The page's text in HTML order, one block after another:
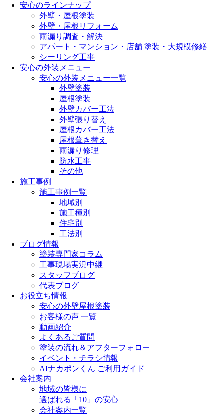
安心のラインナップ
外壁・屋根塗装
外壁・屋根リフォーム
雨漏り調査・解決
アパート・マンション・店舗 塗装・大規模修繕
シーリング工事
安心の外装メニュー
安心の外装メニュー一覧
外壁塗装
屋根塗装
外壁カバー工法
外壁張り替え
屋根カバー工法
屋根葺き替え
雨漏り修理
防水工事
その他
施工事例
施工事例一覧
地域別
施工種別
住宅別
工法別
ブログ情報
塗装専門家コラム
工事現場実況中継
スタッフブログ
代表ブログ
お役立ち情報
安心の外壁屋根塗装
お客様の声 一覧
動画紹介
よくあるご質問
塗装の流れ＆アフターフォロー
イベント・チラシ情報
AIナカポンくん ご利用ガイド
会社案内
地域の皆様に
選ばれる「10」の安心
会社案内一覧